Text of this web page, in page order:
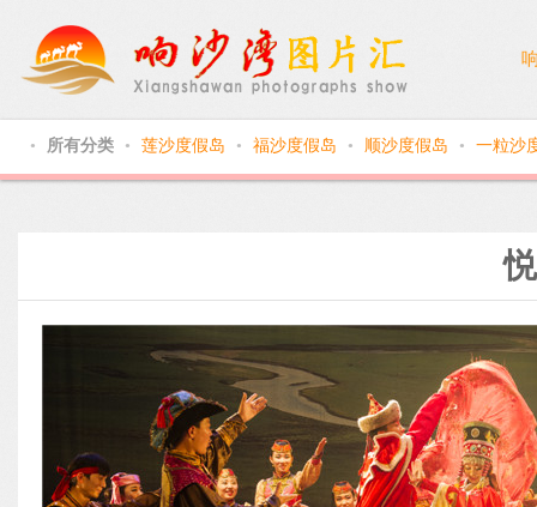
● 所有分类 ● 莲沙度假岛 ● 福沙度假岛 ● 顺沙度假岛 ● 一粒沙